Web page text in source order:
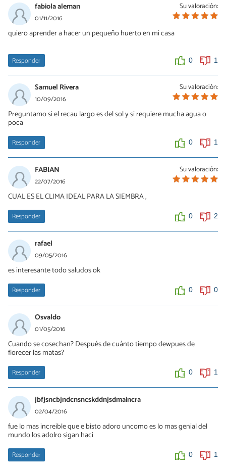
Su valoración:
fabiola aleman
01/11/2016
quiero aprender a hacer un pequeño huerto en mi casa
Responder 0 1
Su valoración:
Samuel Rivera
10/09/2016
Preguntamo si el recau largo es del sol y si requiere mucha agua o
poca
Responder 0 1
Su valoración:
FABIAN
22/07/2016
CUAL ES EL CLIMA IDEAL PARA LA SIEMBRA ,
Responder 0 2
rafael
09/05/2016
es interesante todo saludos ok
Responder 0 0
Osvaldo
01/05/2016
Cuando se cosechan? Después de cuánto tiempo dewpues de
florecer las matas?
Responder 0 1
jbfjsncbjndcnsncskddnjsdmaincra
02/04/2016
fue lo mas increible que e bisto adoro uncomo es lo mas genial del
mundo los adolro sigan haci
Responder 0 1